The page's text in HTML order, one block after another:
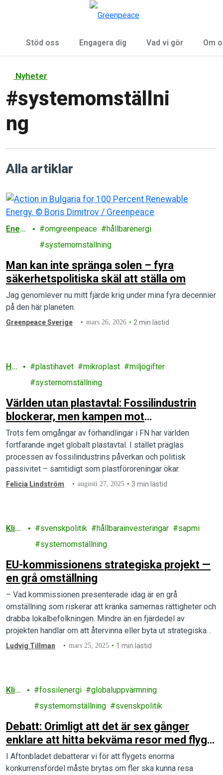
Stöd oss Engagera dig Vad vi gör Om
Nyheter
#systemomställni
ng
Alla artiklar
Energ
omgreenpeace
hållbarenergi
systemomställning
Man kan inte spränga solen – fyra
säkerhetspolitiska skäl att ställa om
Jag genomlever nu mitt fjärde krig under mina fyra decennier
på den här planeten.
Greenpeace Sverige mars 26, 2026 2 min lästid
Ha
plastihavet mikroplast
miljögifter
systemomställning
Världen utan plastavtal: Fossilindustrin
blockerar, men kampen mot
plastföroreningar fortsätter
Trots fem omgångar av förhandlingar i FN har världen
fortfarande inget globalt plastavtal. I stället präglas
processen av fossilindustrins påverkan och politisk
passivitet – samtidigt som plastföroreningar ökar.
Felicia Lindström augusti 27, 2025 3 min lästid
Klim
svenskpolitik hållbarainvesteringar
sapmi
systemomställning
EU-kommissionens strategiska projekt —
en grå omställning
– Vad kommissionen presenterade idag är en grå
omställning som riskerar att kränka samernas rättigheter och
drabba lokalbefolkningen. Mindre än en fjärdedel av
projekten handlar om att återvinna eller byta ut strategiska
mineraler.
Ludvig Tillman mars 25, 2025 1 min lästid
Klim
fossilenergi
globaluppvärmning
systemomställning
svenskpolitik
Debatt: Orimligt att det är sex gånger
enklare att hitta bekväma resor med flyg
än tåg i Europa
I Aftonbladet debatterar vi för att flygets enorma
konkurrensfördel måste brytas om fler ska kunna resa